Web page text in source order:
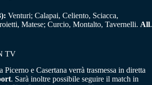
Venturi; Calapai, Celiento, Sciacca,
Matese; Curcio, Montalto, Tavernelli. All.
TV
e Casertana verrà trasmessa in diretta
. Sarà inoltre possibile seguire il match in